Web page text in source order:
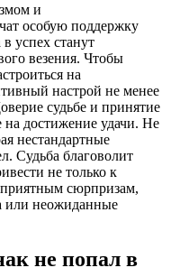
и
особую поддержку
успех станут
везения. Чтобы
на
настрой не менее
судьбе и принятие
на достижение удачи. Не
нестандартные
Судьба благоволит
не только к
сюрпризам,
или неожиданные
не попал в